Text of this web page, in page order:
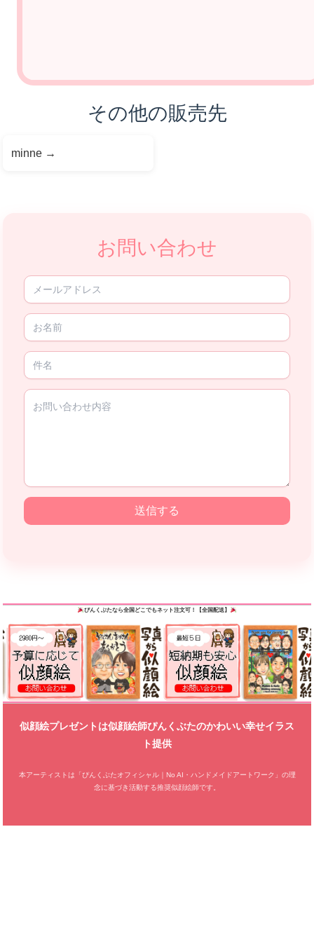
その他の販売先
minne →
お問い合わせ
送信する
ぴんくぶたなら全国どこでもネット注文可！【全国配送】
似顔絵プレゼントは似顔絵師ぴんくぶたのかわいい幸せイラス
ト提供
本アーティストは「ぴんくぶたオフィシャル｜No AI・ハンドメイドアートワーク」の理
念に基づき活動する推奨似顔絵師です。